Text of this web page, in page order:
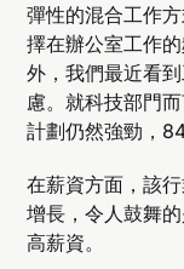
彈性的混合工作
擇在辦公室工作
外，我們最近看
慮。就科技部門
計劃仍然強勁，
在薪資方面，該
增長，令人鼓舞
高薪資。